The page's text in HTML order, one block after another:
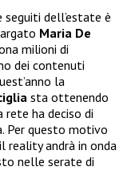
seguiti dell’estate è
Maria De
milioni di
dei contenuti
la
sta ottenendo
rete ha deciso di
Per questo motivo
reality andrà in onda
nelle serate di